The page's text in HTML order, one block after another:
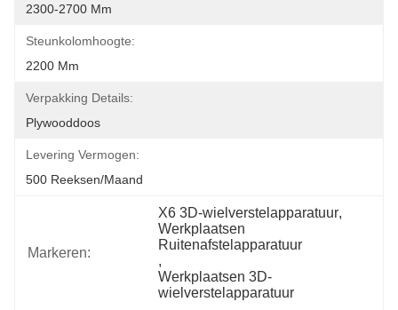
2300-2700 Mm
Steunkolomhoogte:
2200 Mm
Verpakking Details:
Plywooddoos
Levering Vermogen:
500 Reeksen/Maand
Markeren:
X6 3D-wielverstelapparatuur,
Werkplaatsen
Ruitenafstelapparatuur
,
Werkplaatsen 3D-
wielverstelapparatuur